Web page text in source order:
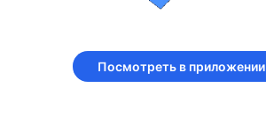
Посмотреть в приложении